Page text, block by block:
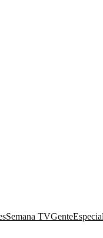
Semana TVGente